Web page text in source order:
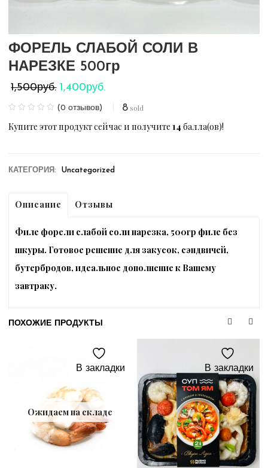
ФОРЕЛЬ СЛАБОЙ СОЛИ В
НАРЕЗКЕ 500гр
1,500руб. Первоначальная
цена
составляла
1,400руб.Текущая
цена:
1,400руб..
(0 отзывов) 8 sold
Купите этот продукт сейчас и получите14балла(ов)!
КАТЕГОРИЯ: Uncategorized
Описание Отзывы
Филе форели слабой соли нарезка, 500гр филе без
шкуры. Готовое решение для закусок, сэндвичей,
бутербродов, идеальное дополнение к Вашему
завтраку.
ПОХОЖИЕ ПРОДУКТЫ
Ожидаем на складе
В закладки В закладки